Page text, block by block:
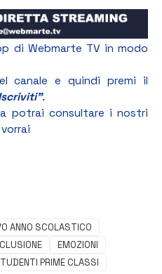
di Webmarte TV in modo
canale e quindi premi il
.
potrai consultare i nostri
ANNO SCOLASTICO
EMOZIONI
PRIME CLASSI